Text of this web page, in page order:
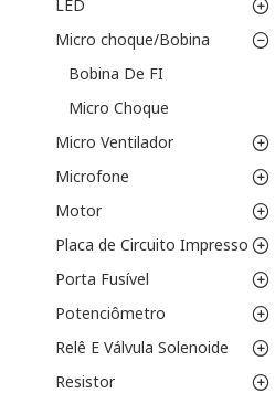
LED
Micro choque/Bobina
Bobina De FI
Micro Choque
Micro Ventilador
Microfone
Motor
Placa de Circuito Impresso
Porta Fusível
Potenciômetro
Relê E Válvula Solenoide
Resistor